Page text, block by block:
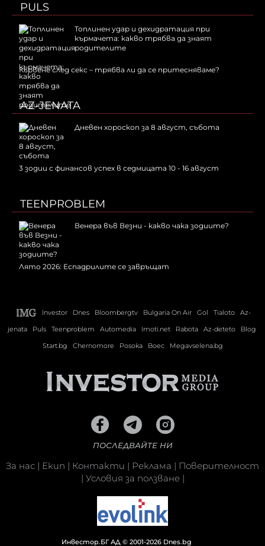
PULS
Топлинен удар и дехидратация при
кърмачета: какво трябва да знаят
родителите
Кървене след секс – трябва ли да се притесняваме?
AZ-JENATA
Дневен хороскоп за 8 август, събота
3 зодии с финансов успех в седмицата 10 - 16 август
TEENPROBLEM
Венера във Везни - какво чака зодиите?
Лято 2026: Еспадрилите се завръщат
Investor Dnes Bloombergtv Bulgaria On Air Gol Tialoto
Az-
jenata
Puls Teenproblem Automedia Imoti.net Rabota Az-deteto
Blog
Start.bg
Chernomore Posoka Boec Megavselena.bg
ПОСЛЕДВАЙТЕ НИ
За нас | Екип | Контакти | Реклама | Поверителност
| Условия за ползване|
Инвестор.БГ АД © 2001-2026 Dnes.bg